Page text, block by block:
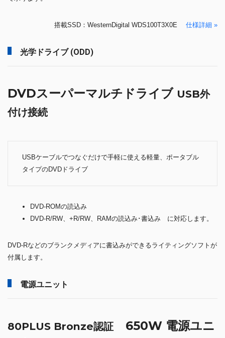
搭載SSD：WesternDigital WDS100T3X0E 仕様詳細 »
光学ドライブ (ODD)
DVDスーパーマルチドライブ USB外
付け接続
USBケーブルでつなぐだけで手軽に使える軽量、ポータブル
タイプのDVDドライブ
DVD-ROMの読込み
DVD-R/RW、+R/RW、RAMの読込み･書込み に対応します。
DVD-Rなどのブランクメディアに書込みができるライティングソフトが
付属します。
電源ユニット
80PLUS Bronze認証 650W 電源ユニ